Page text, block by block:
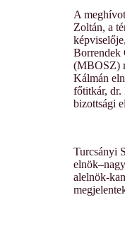
A
Zoltán, a
Borrendek
(MBOSZ)
Kálmán
főtitkár, dr.
bizottsági
Turcsányi
alelnök-